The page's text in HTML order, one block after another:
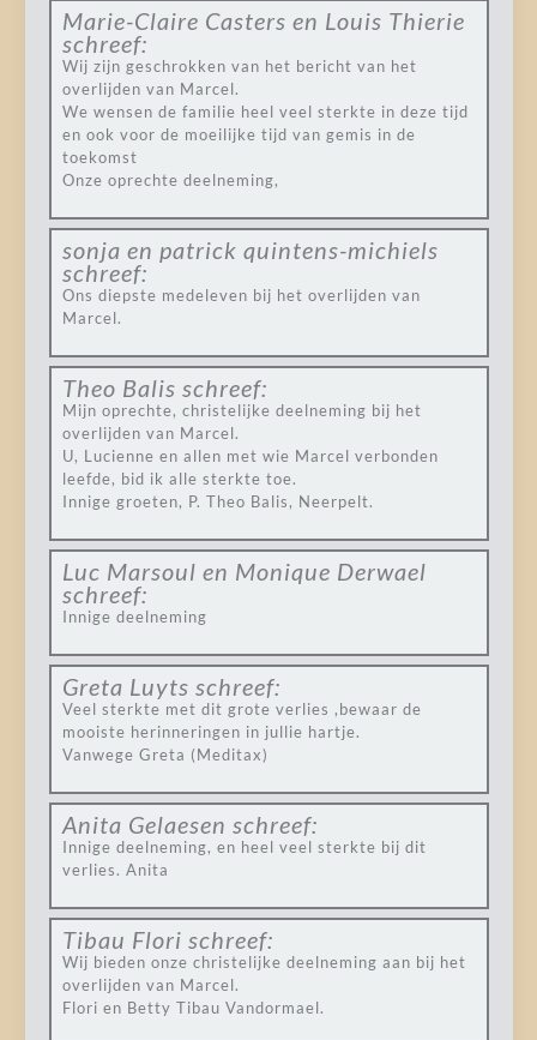
Marie-Claire Casters en Louis Thierie
schreef:
Wij zijn geschrokken van het bericht van het
overlijden van Marcel.
We wensen de familie heel veel sterkte in deze tijd
en ook voor de moeilijke tijd van gemis in de
toekomst
Onze oprechte deelneming,
sonja en patrick quintens-michiels
schreef:
Ons diepste medeleven bij het overlijden van
Marcel.
Theo Balis schreef:
Mijn oprechte, christelijke deelneming bij het
overlijden van Marcel.
U, Lucienne en allen met wie Marcel verbonden
leefde, bid ik alle sterkte toe.
Innige groeten, P. Theo Balis, Neerpelt.
Luc Marsoul en Monique Derwael
schreef:
Innige deelneming
Greta Luyts schreef:
Veel sterkte met dit grote verlies ,bewaar de
mooiste herinneringen in jullie hartje.
Vanwege Greta (Meditax)
Anita Gelaesen schreef:
Innige deelneming, en heel veel sterkte bij dit
verlies. Anita
Tibau Flori schreef:
Wij bieden onze christelijke deelneming aan bij het
overlijden van Marcel.
Flori en Betty Tibau Vandormael.